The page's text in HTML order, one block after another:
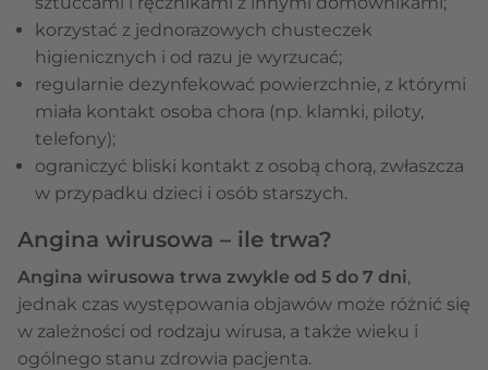
korzystać z jednorazowych chusteczek
higienicznych i od razu je wyrzucać;
regularnie dezynfekować powierzchnie, z którymi
miała kontakt osoba chora (np. klamki, piloty,
telefony);
ograniczyć bliski kontakt z osobą chorą, zwłaszcza
w przypadku dzieci i osób starszych.
Angina wirusowa – ile trwa?
Angina wirusowa trwa zwykle od 5 do 7 dni,
jednak czas występowania objawów może różnić się
w zależności od rodzaju wirusa, a także wieku i
ogólnego stanu zdrowia pacjenta.